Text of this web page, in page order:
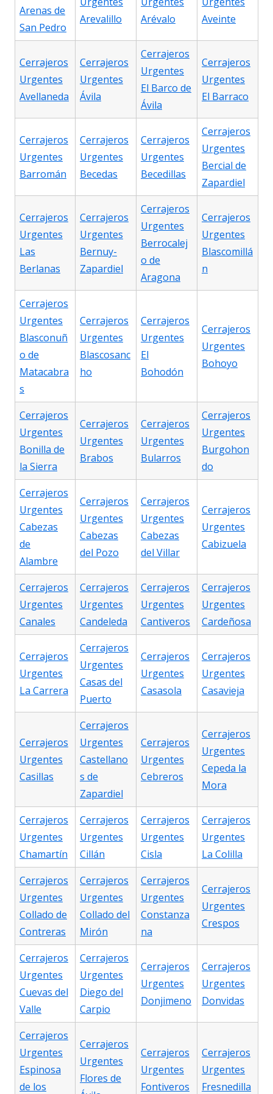
Arenas de
San Pedro
Arevalillo
Arévalo
Aveinte
Cerrajeros
Urgentes
Avellaneda
Cerrajeros
Urgentes
Ávila
Cerrajeros
Urgentes
El Barco de
Ávila
Cerrajeros
Urgentes
El Barraco
Cerrajeros
Urgentes
Barromán
Cerrajeros
Urgentes
Becedas
Cerrajeros
Urgentes
Becedillas
Cerrajeros
Urgentes
Bercial de
Zapardiel
Cerrajeros
Urgentes
Las
Berlanas
Cerrajeros
Urgentes
Bernuy-
Zapardiel
Cerrajeros
Urgentes
Berrocalej
o de
Aragona
Cerrajeros
Urgentes
Blascomillá
n
Cerrajeros
Urgentes
Blasconuñ
o de
Matacabra
s
Cerrajeros
Urgentes
Blascosanc
ho
Cerrajeros
Urgentes
El
Bohodón
Cerrajeros
Urgentes
Bohoyo
Cerrajeros
Urgentes
Bonilla de
la Sierra
Cerrajeros
Urgentes
Brabos
Cerrajeros
Urgentes
Bularros
Cerrajeros
Urgentes
Burgohon
do
Cerrajeros
Urgentes
Cabezas
de
Alambre
Cerrajeros
Urgentes
Cabezas
del Pozo
Cerrajeros
Urgentes
Cabezas
del Villar
Cerrajeros
Urgentes
Cabizuela
Cerrajeros
Urgentes
Canales
Cerrajeros
Urgentes
Candeleda
Cerrajeros
Urgentes
Cantiveros
Cerrajeros
Urgentes
Cardeñosa
Cerrajeros
Urgentes
La Carrera
Cerrajeros
Urgentes
Casas del
Puerto
Cerrajeros
Urgentes
Casasola
Cerrajeros
Urgentes
Casavieja
Cerrajeros
Urgentes
Casillas
Cerrajeros
Urgentes
Castellano
s de
Zapardiel
Cerrajeros
Urgentes
Cebreros
Cerrajeros
Urgentes
Cepeda la
Mora
Cerrajeros
Urgentes
Chamartín
Cerrajeros
Urgentes
Cillán
Cerrajeros
Urgentes
Cisla
Cerrajeros
Urgentes
La Colilla
Cerrajeros
Urgentes
Collado de
Contreras
Cerrajeros
Urgentes
Collado del
Mirón
Cerrajeros
Urgentes
Constanza
na
Cerrajeros
Urgentes
Crespos
Cerrajeros
Urgentes
Cuevas del
Valle
Cerrajeros
Urgentes
Diego del
Carpio
Cerrajeros
Urgentes
Donjimeno
Cerrajeros
Urgentes
Donvidas
Cerrajeros
Urgentes
Espinosa
de los
Cerrajeros
Urgentes
Flores de
Cerrajeros
Urgentes
Fontiveros
Cerrajeros
Urgentes
Fresnedilla